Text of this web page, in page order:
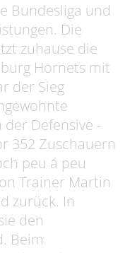
Bundesliga und
Die
zuhause die
Hornets mit
der Sieg
der Defensive -
352 Zuschauern
peu á peu
Trainer Martin
zurück. In
den
Beim